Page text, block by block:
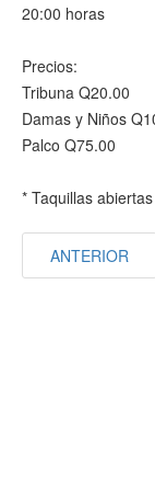
20:00 horas
Precios:
Tribuna Q20.00
Damas y Niños
Palco Q75.00
* Taquillas
ANTERIOR